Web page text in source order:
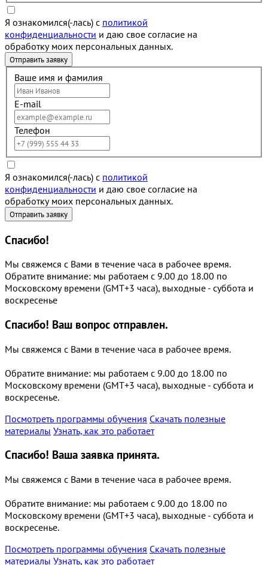
Я ознакомился(-лась) с политикой
конфиденциальности и даю свое согласие на
обработку моих персональных данных.
Ваше имя и фамилия
E-mail
Телефон
Я ознакомился(-лась) с политикой
конфиденциальности и даю свое согласие на
обработку моих персональных данных.
Спасибо!
Мы свяжемся с Вами в течение часа в рабочее время.
Обратите внимание: мы работаем с 9.00 до 18.00 по
Московскому времени (GMT+3 часа), выходные - суббота и
воскресенье
Спасибо! Ваш вопрос отправлен.
Мы свяжемся с Вами в течение часа в рабочее время.
Обратите внимание: мы работаем с 9.00 до 18.00 по
Московскому времени (GMT+3 часа), выходные - суббота и
воскресенье.
Посмотреть программы обучения Скачать полезные
материалы Узнать, как это работает
Спасибо! Ваша заявка принята.
Мы свяжемся с Вами в течение часа в рабочее время.
Обратите внимание: мы работаем с 9.00 до 18.00 по
Московскому времени (GMT+3 часа), выходные - суббота и
воскресенье.
Посмотреть программы обучения Скачать полезные
материалы Узнать, как это работает